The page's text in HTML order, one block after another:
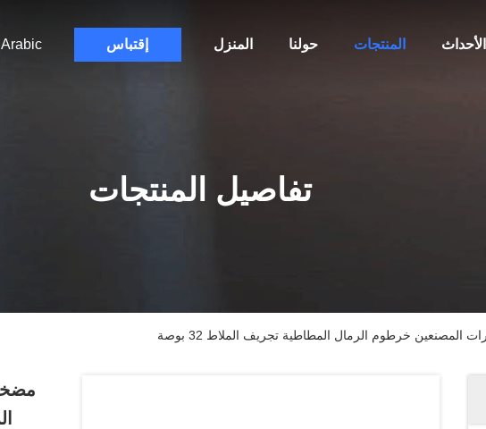
المنزل حولنا المنتجات الأحداث إقتباس Arabic
تفاصيل المنتجات
المصنعين خرطوم الرمال المطاطية تجريف الملاط 32 بوصة